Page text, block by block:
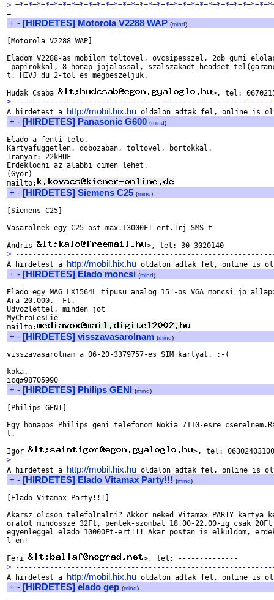
>
+ - [HIRDETES] Motorola V2288 WAP (mind)
[Motorola V2288 WAP]
Eladom V2288-as mobilom toltovel, ovcsipesszel, 2db gumi
papirokkal, 8 honap jojalassal, szalszakadt headset-
t. HIVJ du 2-tol es megbeszeljuk.
Hudak Csaba
>
A hirdetest a http://mobil.hix.hu
+ - [HIRDETES] Panasonic G600 (mind)
Elado a fenti telo.
Kartyafuggetlen, dobozaban, toltovel, bortokkal.
Iranyar: 22kHUF
Erdeklodni az alabbi cimen lehet.
(Gyor)
mailto:
+ - [HIRDETES] Siemens C25 (mind)
[Siemens C25]
Vasarolnek egy C25-ost max.13000FT-ert.Irj SMS-t
Andris
>
A hirdetest a http://mobil.hix.hu
+ - [HIRDETES] Elado moncsi (mind)
Elado egy MAG LX1564L tipusu analog 15"-os VGA moncsi jo
Ara 20.000.- Ft.
Udvozlettel, minden jot
MyChroLesLie
mailto:
+ - [HIRDETES] visszavasarolnam (mind)
visszavasarolnam a 06-20-3379757-es SIM kartyat. :-(
koka.
+ - [HIRDETES] Philips GENI (mind)
[Philips GENI]
Egy honapos Philips geni telefonom Nokia 7110-esre
t.
Igor
>
A hirdetest a http://mobil.hix.hu
+ - [HIRDETES] Elado Vitamax Party!!! (mind)
[Elado Vitamax Party!!!]
Akarsz olcson telefolnalni? Akkor neked Vitamax PARTY
oratol mindossze 32Ft, pentek-szombat 18.00-22.00-ig csak
egyenleggel elado 10000Ft-ert!!! Akar postan is elkuldom,
l-en!
Feri
>
A hirdetest a http://mobil.hix.hu
+ - [HIRDETES] elado gep (mind)